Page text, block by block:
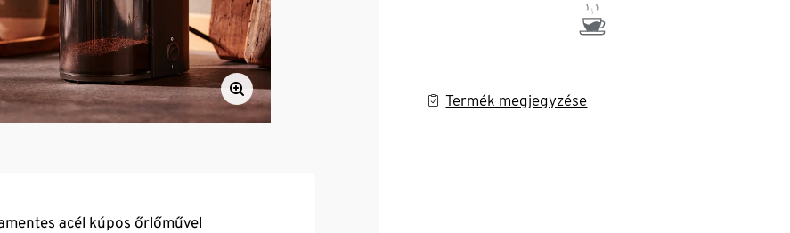
Termék megjegyzése
acél kúpos őrlőművel